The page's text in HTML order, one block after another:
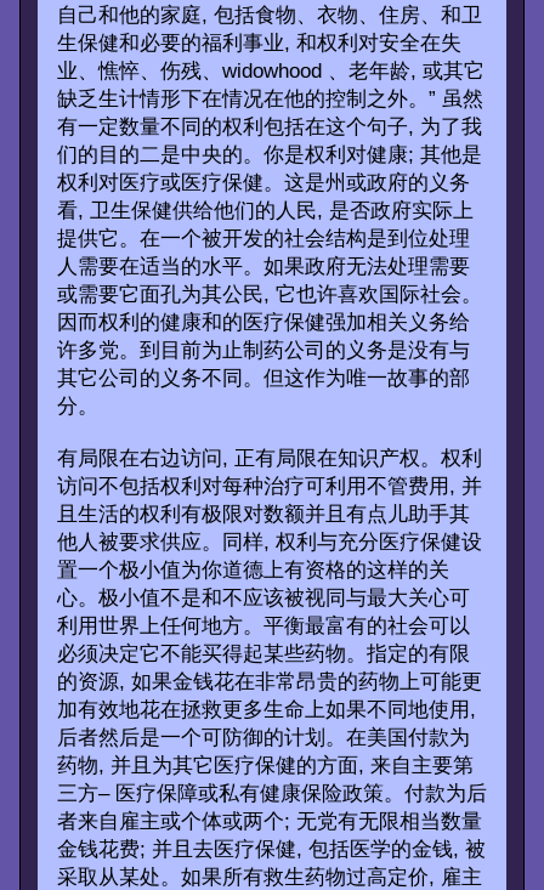
自己和他的家庭, 包括食物、衣物、住房、和卫
生保健和必要的福利事业, 和权利对安全在失
业、憔悴、伤残、widowhood 、老年龄, 或其它
缺乏生计情形下在情况在他的控制之外。” 虽然
有一定数量不同的权利包括在这个句子, 为了我
们的目的二是中央的。你是权利对健康; 其他是
权利对医疗或医疗保健。这是州或政府的义务
看, 卫生保健供给他们的人民, 是否政府实际上
提供它。在一个被开发的社会结构是到位处理
人需要在适当的水平。如果政府无法处理需要
或需要它面孔为其公民, 它也许喜欢国际社会。
因而权利的健康和的医疗保健强加相关义务给
许多党。到目前为止制药公司的义务是没有与
其它公司的义务不同。但这作为唯一故事的部
分。
有局限在右边访问, 正有局限在知识产权。权利
访问不包括权利对每种治疗可利用不管费用, 并
且生活的权利有极限对数额并且有点儿助手其
他人被要求供应。同样, 权利与充分医疗保健设
置一个极小值为你道德上有资格的这样的关
心。极小值不是和不应该被视同与最大关心可
利用世界上任何地方。平衡最富有的社会可以
必须决定它不能买得起某些药物。指定的有限
的资源, 如果金钱花在非常昂贵的药物上可能更
加有效地花在拯救更多生命上如果不同地使用,
后者然后是一个可防御的计划。在美国付款为
药物, 并且为其它医疗保健的方面, 来自主要第
三方– 医疗保障或私有健康保险政策。付款为后
者来自雇主或个体或两个; 无党有无限相当数量
金钱花费; 并且去医疗保健, 包括医学的金钱, 被
采取从某处。如果所有救生药物过高定价, 雇主